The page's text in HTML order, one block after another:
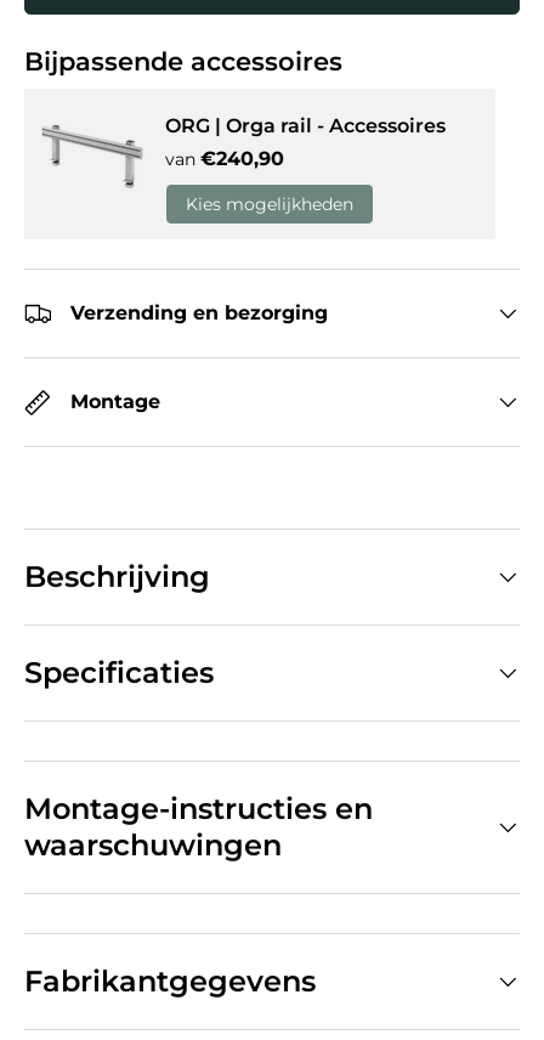
Bijpassende accessoires
ORG | Orga rail - Accessoires
van Reguliere prijs
€240,90
Kies mogelijkheden
Verzending en bezorging
Montage
Beschrijving
Specificaties
Montage-instructies en
waarschuwingen
Fabrikantgegevens